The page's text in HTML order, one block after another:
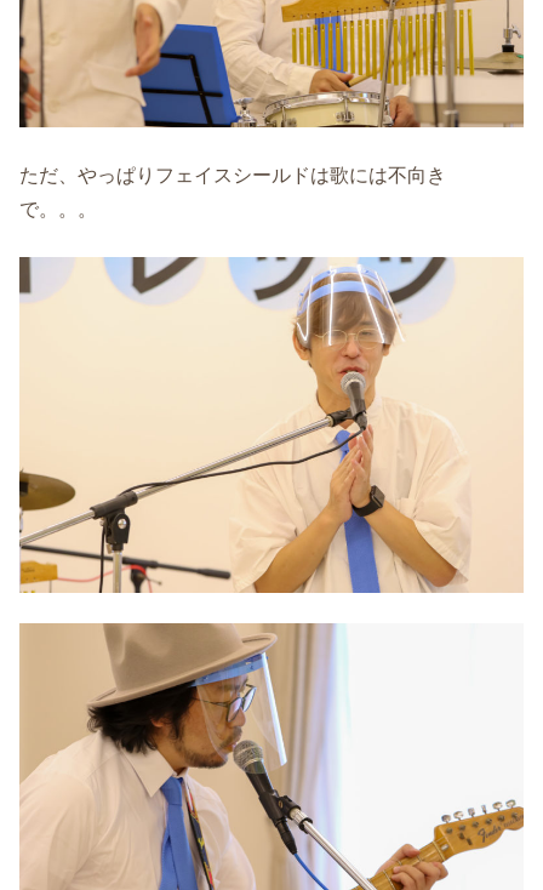
ただ、やっぱりフェイスシールドは歌には不向き
で。。。